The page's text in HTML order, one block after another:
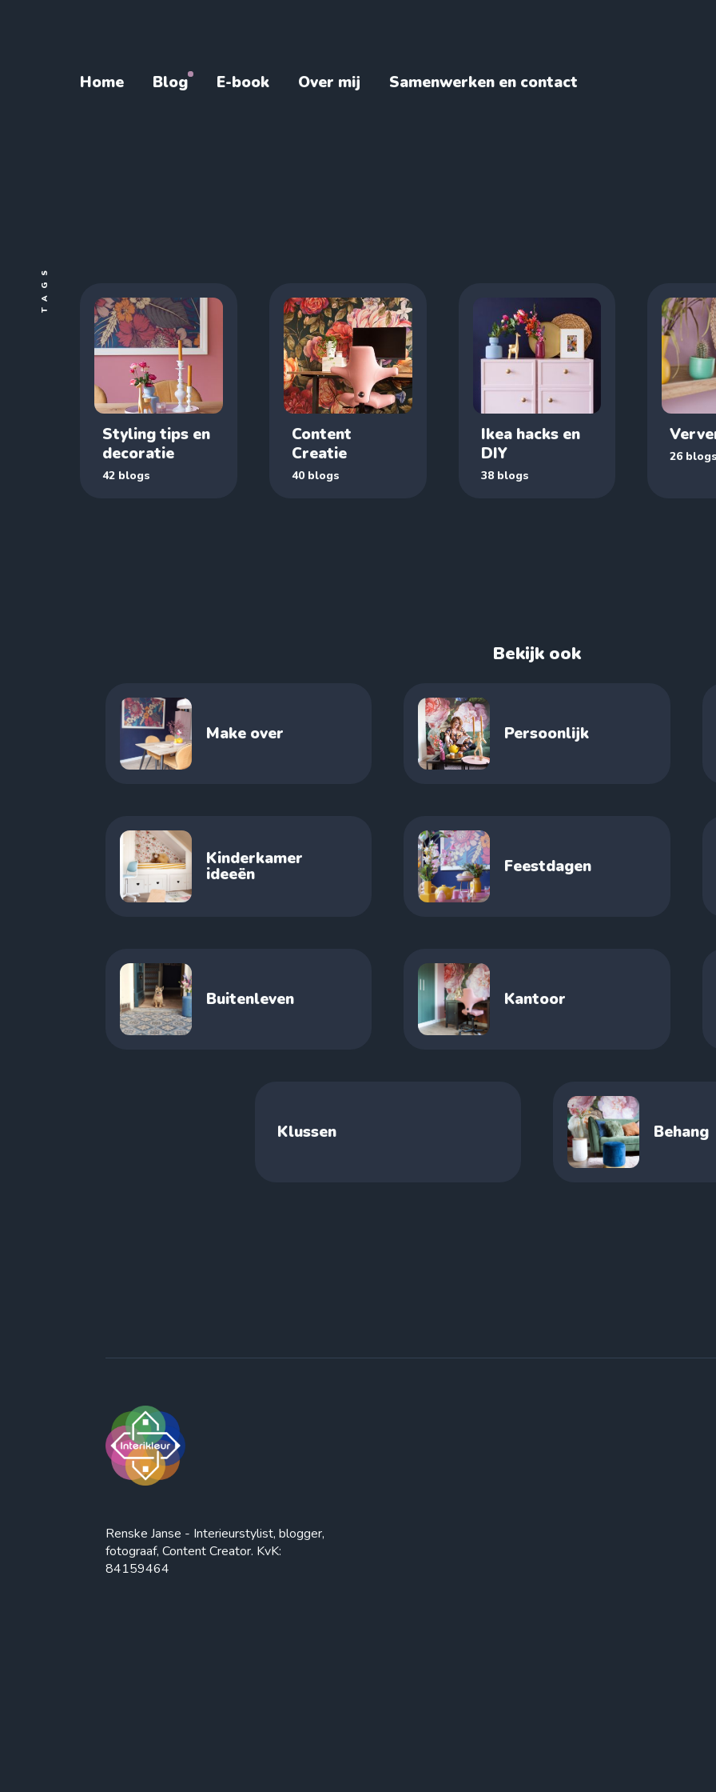
Home Blog E-book Over mij Samenwerken en contact
TAGS
Styling tips en
decoratie
42 blogs
Content
Creatie
40 blogs
Ikea hacks en
DIY
38 blogs
26
Bekijk ook
Make over Persoonlijk
Kinderkamer
ideeën Feestdagen
Buitenleven Kantoor
Klussen Behang
Renske Janse - Interieurstylist, blogger,
fotograaf, Content Creator. KvK:
84159464